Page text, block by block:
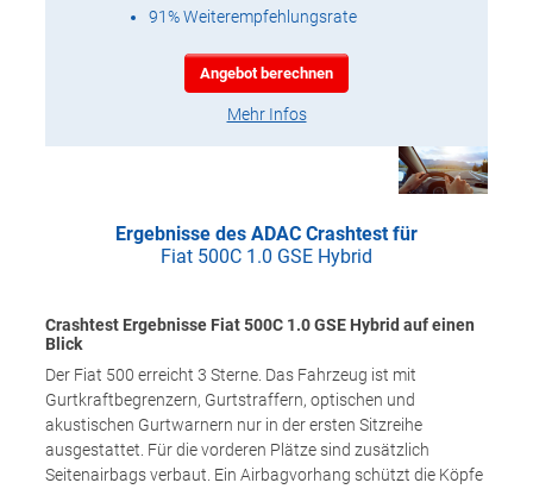
91% Weiterempfehlungsrate
Angebot berechnen
Mehr Infos
Ergebnisse des ADAC Crashtest für
Fiat 500C 1.0 GSE Hybrid
Crashtest Ergebnisse Fiat 500C 1.0 GSE Hybrid auf einen
Blick
Der Fiat 500 erreicht 3 Sterne. Das Fahrzeug ist mit
Gurtkraftbegrenzern, Gurtstraffern, optischen und
akustischen Gurtwarnern nur in der ersten Sitzreihe
ausgestattet. Für die vorderen Plätze sind zusätzlich
Seitenairbags verbaut. Ein Airbagvorhang schützt die Köpfe